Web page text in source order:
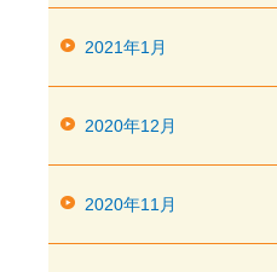
2021年1月
2020年12月
2020年11月